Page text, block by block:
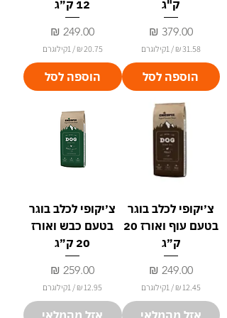
ק"ג
מחיר‏379.00 ‏₪
‏31.58 ‏₪
/ 1קילוגרם
1
.
5
8
‏
₪
ל
-
1
ל
ג
ר
הוספה לסל
12 ק״ג
מחיר
‏20.75 ‏₪
/ 1קילוגרם
0
.
5
‏
₪
ל
-
ל
ג
ר
ם
הוספה לסל
צ׳יקופי לכלב בוגר
בטעם עוף ואורז 20
ק״ג
מחיר‏249.00 ‏₪
‏12.45 ‏₪
/1קילוגרם
צ׳יקופי לכלב בוגר
בטעם כבש ואורז
20 ק״ג
מחיר
/ 1קילוגרם